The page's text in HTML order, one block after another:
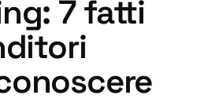
7 fatti